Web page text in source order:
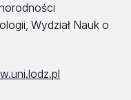
Wydział Nauk o